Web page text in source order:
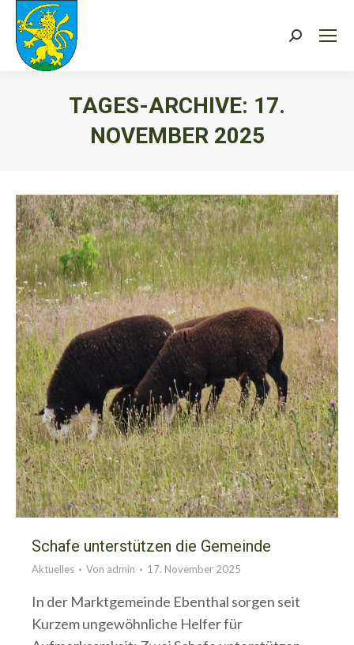
Search:
TAGES-ARCHIVE: 17.
NOVEMBER 2025
Schafe unterstützen die Gemeinde
Aktuelles Von admin 17. November 2025
In der Marktgemeinde Ebenthal sorgen seit
Kurzem ungewöhnliche Helfer für